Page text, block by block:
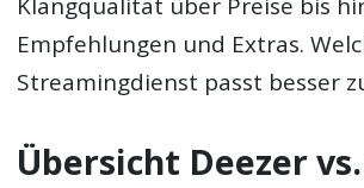
Empfehlungen und Extras.
Streamingdienst passt besser
Übersicht Deezer